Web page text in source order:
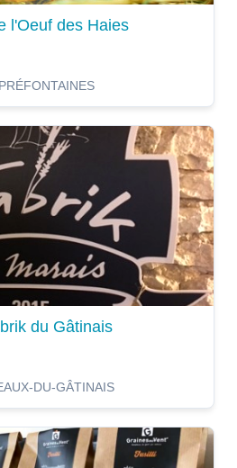
l'Oeuf des Haies
PRÉFONTAINES
du Gâtinais
DU-GÂTINAIS